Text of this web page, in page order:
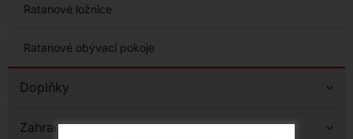
Ratanové ložnice
Ratanové obývací pokoje
Doplňky
Zahradní nábytek